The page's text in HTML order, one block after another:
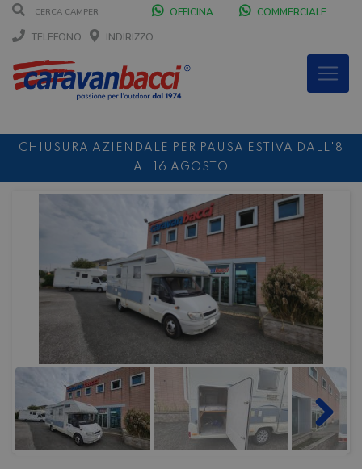
OFFICINA
COMMERCIALE
TELEFONO
INDIRIZZO
CHIUSURA AZIENDALE PER PAUSA ESTIVA DALL'8
AL 16 AGOSTO
DURANTE IL MESE DI AGOSTO SIAMO CHIUSI IL
SABATO POMERIGGIO
NOLEGGIO ENTRO IL 31.08
NOLEGGI DI SETTEMBRE